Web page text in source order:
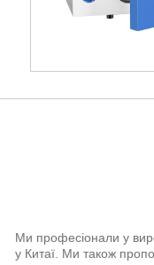
Ми професіонали у
у Китаї. Ми також